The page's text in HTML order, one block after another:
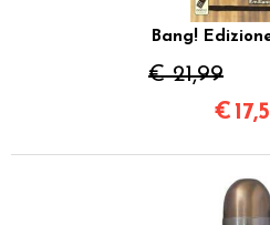
Bang!
€ 21,99
€